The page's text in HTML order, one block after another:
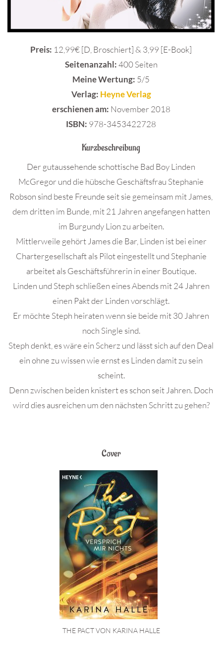
Preis: 12,99€ [D, Broschiert] & 3,99 [E-Book]
Seitenanzahl:400 Seiten
Meine Wertung: 5/5
Verlag: Heyne Verlag
erschienen am: November 2018
ISBN: 978-3453422728
Kurzbeschreibung
Der gutaussehende schottische Bad Boy Linden
McGregor und die hübsche Geschäftsfrau Stephanie
Robson sind beste Freunde seit sie gemeinsam mit James,
dem dritten im Bunde, mit 21 Jahren angefangen hatten
im Burgundy Lion zu arbeiten.
Mittlerweile gehört James die Bar, Linden ist bei einer
Chartergesellschaft als Pilot eingestellt und Stephanie
arbeitet als Geschäftsführerin in einer Boutique.
Linden und Steph schließen eines Abends mit 24 Jahren
einen Pakt der Linden vorschlägt.
Er möchte Steph heiraten wenn sie beide mit 30 Jahren
noch Single sind.
Steph denkt, es wäre ein Scherz und lässt sich auf den Deal
ein ohne zu wissen wie ernst es Linden damit zu sein
scheint.
Denn zwischen beiden knistert es schon seit Jahren. Doch
wird dies ausreichen um den nächsten Schritt zu gehen?
Cover
THE PACT VON KARINA HALLE